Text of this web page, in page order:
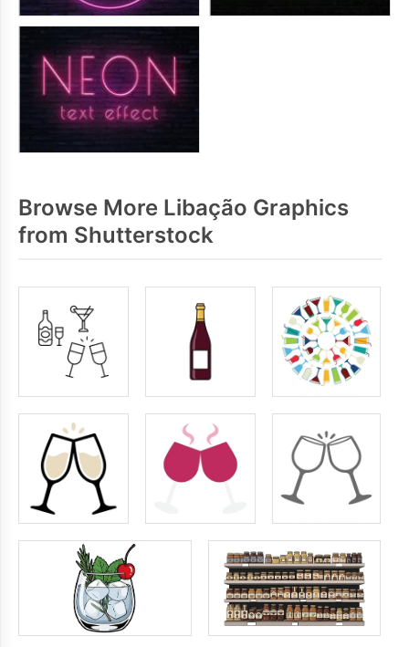
Browse More Libação Graphics
from Shutterstock